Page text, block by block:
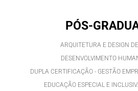
PÓS-
ARQUITETURA E DESIGN
DESENVOLVIMENTO
DUPLA CERTIFICAÇÃO - GESTÃO
EDUCAÇÃO ESPECIAL E